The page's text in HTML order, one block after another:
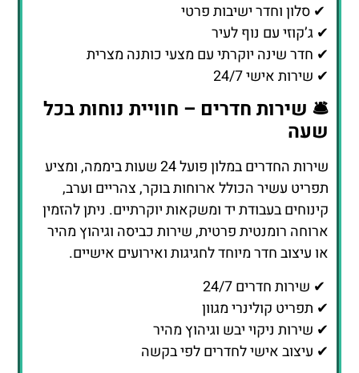
✔ סלון וחדר ישיבות פרטי
✔ ג’קוזי עם נוף לעיר
✔ חדר שינה יוקרתי עם מצעי כותנה מצרית
✔ שירות אישי 24/7
🛎️ שירות חדרים – חוויית נוחות בכל
שעה
שירות החדרים במלון פועל 24 שעות ביממה, ומציע
תפריט עשיר הכולל ארוחות בוקר, צהריים וערב,
קינוחים בעבודת יד ומשקאות יוקרתיים. ניתן להזמין
ארוחה רומנטית פרטית, שירות כביסה וגיהוץ מהיר
או עיצוב חדר מיוחד לחגיגות ואירועים אישיים.
✔ שירות חדרים 24/7
✔ תפריט קולינרי מגוון
✔ שירות ניקוי יבש וגיהוץ מהיר
✔ עיצוב אישי לחדרים לפי בקשה